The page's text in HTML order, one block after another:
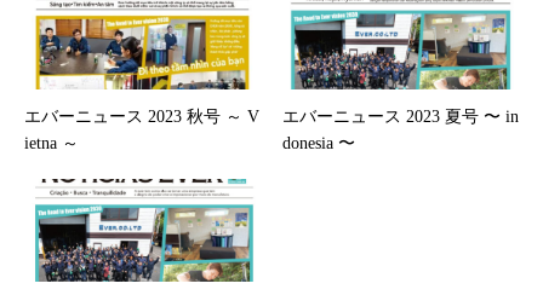
エバーニュース 2023 秋号 ～ V
ietna ～
エバーニュース 2023 夏号 〜 in
donesia 〜